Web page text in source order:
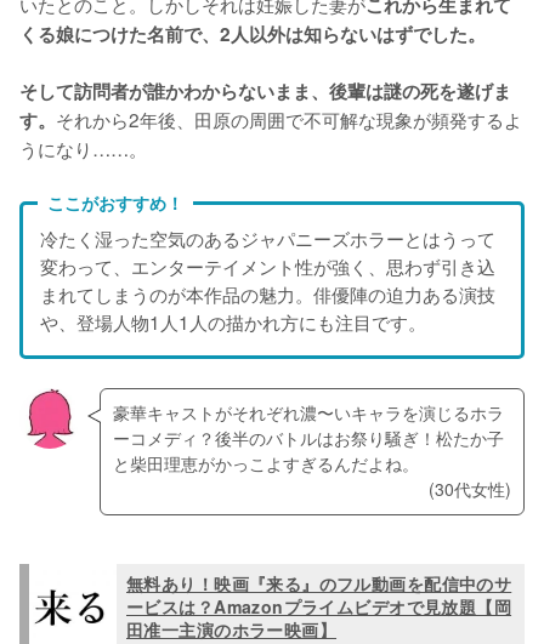
くる娘につけた名前で、2人以外は知らないはずでした。
そして訪問者が誰かわからないまま、後輩は謎の死を遂げま
す。 それから2年後、田原の周囲で不可解な現象が頻発するよ
うになり……。
ここがおすすめ！
冷たく湿った空気のあるジャパニーズホラーとはうって
変わって、エンターテイメント性が強く、思わず引き込
まれてしまうのが本作品の魅力。俳優陣の迫力ある演技
や、登場人物1人1人の描かれ方にも注目です。
豪華キャストがそれぞれ濃〜いキャラを演じるホラ
ーコメディ？後半のバトルはお祭り騒ぎ！松たか子
と柴田理恵がかっこよすぎるんだよね。
(30代女性)
無料あり！映画『来る』のフル動画を配信中のサ
ービスは？Amazonプライムビデオで見放題【岡
田准一主演のホラー映画】